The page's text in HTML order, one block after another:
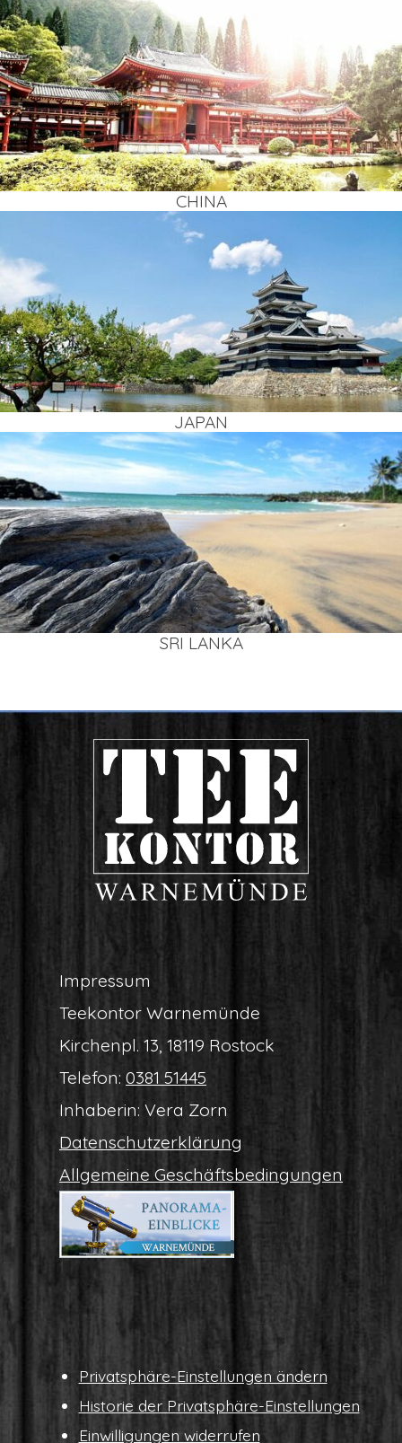
CHI­NA
JAPAN
SRI LAN­KA
Impres­sum
Tee­kon­tor Warnemünde
Kir­chen­pl. 13, 18119 Rostock
Tele­fon: 0381 51445
Inha­be­rin: Vera Zorn
Daten­schutz­er­klä­rung
All­ge­mei­ne Geschäftsbedingungen
Pri­vat­sphä­re-Ein­stel­lun­gen ändern
His­to­rie der Privatsphäre-Einstellungen
Ein­wil­li­gun­gen widerrufen